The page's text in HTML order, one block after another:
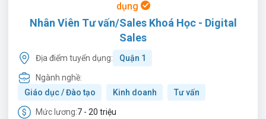
dụng
Nhân Viên Tư vấn/Sales Khoá Học - Digital
Sales
Địa điểm tuyển dụng: Quận 1
Ngành nghề:
Giáo dục / Đào tạo
Kinh doanh Tư vấn
Mức lương:7 - 20 triệu